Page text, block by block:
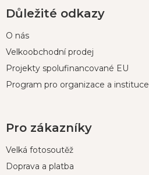
Důležité odkazy
O nás
Velkoobchodní prodej
Projekty spolufinancované EU
Program pro organizace a instituce
Pro zákazníky
Velká fotosoutěž
Doprava a platba